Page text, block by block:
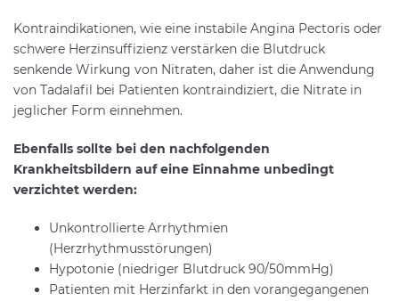
Kontraindikationen, wie eine instabile Angina Pectoris oder
schwere Herzinsuffizienz verstärken die Blutdruck
senkende Wirkung von Nitraten, daher ist die Anwendung
von Tadalafil bei Patienten kontraindiziert, die Nitrate in
jeglicher Form einnehmen.
Ebenfalls sollte bei den nachfolgenden
Krankheitsbildern auf eine Einnahme unbedingt
verzichtet werden:
Unkontrollierte Arrhythmien
(Herzrhythmusstörungen)
Hypotonie (niedriger Blutdruck 90/50mmHg)
Patienten mit Herzinfarkt in den vorangegangenen